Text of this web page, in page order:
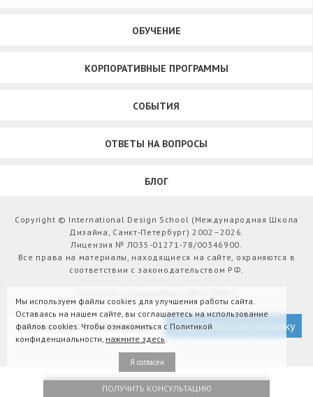
ОБУЧЕНИЕ
КОРПОРАТИВНЫЕ ПРОГРАММЫ
СОБЫТИЯ
ОТВЕТЫ НА ВОПРОСЫ
БЛОГ
Copyright © International Design School (Международная Школа
Дизайна, Санкт-Петербург) 2002–2026.
Лицензия № Л035-01271-78/00346900.
Все права на материалы, находящиеся на сайте, охраняются в
соответствии с законодательством РФ.
Версия для слабовидящих Подписаться на рассылку
ПОЛУЧИТЬ КОНСУЛЬТАЦИЮ
Мы используем файлы cookies для улучшения работы сайта.
Оставаясь на нашем сайте, вы соглашаетесь на использование
файлов cookies. Чтобы ознакомиться с Политикой
конфиденциальности, нажмите здесь.
Я согласен